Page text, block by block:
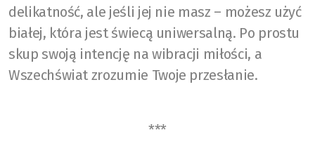
delikatność, ale jeśli jej nie masz – możesz użyć
białej, która jest świecą uniwersalną. Po prostu
skup swoją intencję na wibracji miłości, a
Wszechświat zrozumie Twoje przesłanie.
***